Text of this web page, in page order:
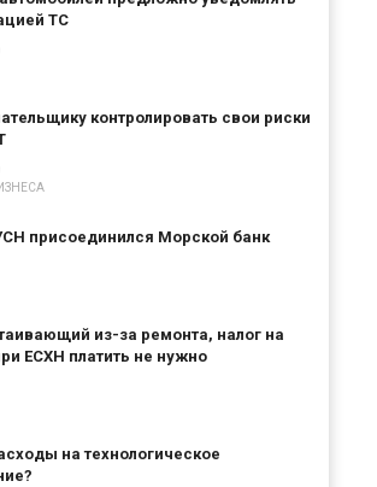
ТС
контролировать свои риски
присоединился Морской банк
из-за ремонта, налог на
ЕСХН платить не нужно
на технологическое